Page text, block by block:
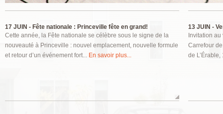
17 JUIN - Fête nationale : Princeville fête en grand!
Cette année, la Fête nationale se célèbre sous le signe de la
nouveauté à Princeville : nouvel emplacement, nouvelle formule
et retour d’un événement fort... En savoir plus...
13 JUIN -
Invitation
Carrefour
de
Pages